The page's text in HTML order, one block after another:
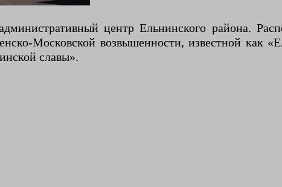
центр Ельнинского района.
Московской возвышенности, известной как
славы».